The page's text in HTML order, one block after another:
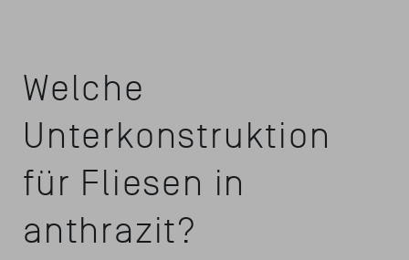
Welche
Unterkonstruktion
für Fliesen in
anthrazit?